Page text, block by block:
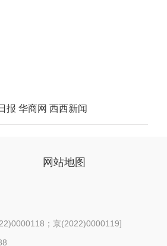
报 华商网 西西新闻
网站地图
；京(2022)0000119]